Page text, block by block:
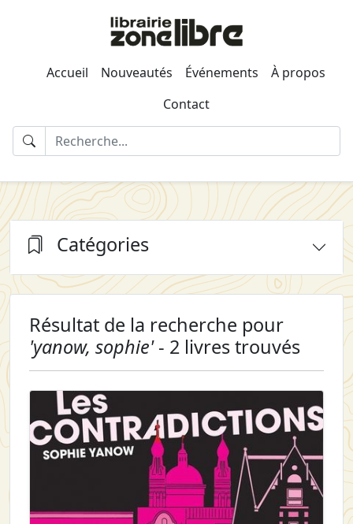
Accueil Nouveautés Événements
À propos
Contact
Catégories
Résultat de la recherche pour
'yanow, sophie'- 2 livres trouvés